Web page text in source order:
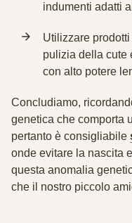
indumenti adatti
Utilizzare prodotti
pulizia della cute
con alto potere
Concludiamo,
genetica che comporta
pertanto è consigliabile
onde evitare la nascita
questa anomalia
che il nostro piccolo